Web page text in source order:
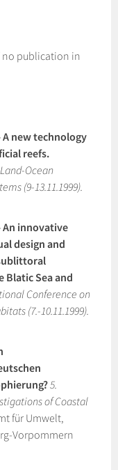
no publication in
A new technology
reefs.
Land-Ocean
(9-13.11.1999).
An innovative
design and
Sea and
Conference on
(7.-10.11.1999).
5.
of Coastal
für Umwelt,
Vorpommern